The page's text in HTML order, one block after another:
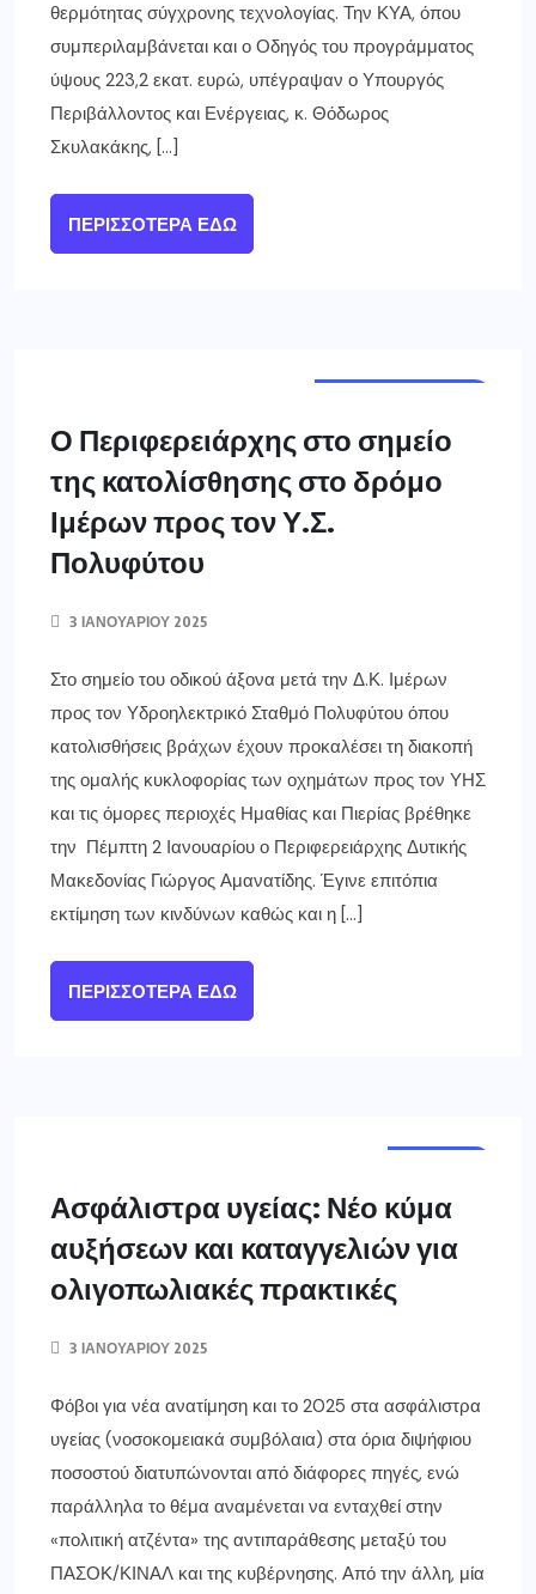
θερμότητας σύγχρονης τεχνολογίας. Την ΚΥΑ, όπου
συμπεριλαμβάνεται και ο Οδηγός του προγράμματος
ύψους 223,2 εκατ. ευρώ, υπέγραψαν ο Υπουργός
Περιβάλλοντος και Ενέργειας, κ. Θόδωρος
Σκυλακάκης, […]
ΠΕΡΙΣΣΌΤΕΡΑ ΕΔΏ
Ο Περιφερειάρχης στο σημείο
της κατολίσθησης στο δρόμο
Ιμέρων προς τον Υ.Σ.
Πολυφύτου
3 ΙΑΝΟΥΑΡΊΟΥ 2025
Στο σημείο του οδικού άξονα μετά την Δ.Κ. Ιμέρων
προς τον Υδροηλεκτρικό Σταθμό Πολυφύτου όπου
κατολισθήσεις βράχων έχουν προκαλέσει τη διακοπή
της ομαλής κυκλοφορίας των οχημάτων προς τον ΥΗΣ
και τις όμορες περιοχές Ημαθίας και Πιερίας βρέθηκε
την Πέμπτη 2 Ιανουαρίου ο Περιφερειάρχης Δυτικής
Μακεδονίας Γιώργος Αμανατίδης. Έγινε επιτόπια
εκτίμηση των κινδύνων καθώς και η […]
ΠΕΡΙΣΣΌΤΕΡΑ ΕΔΏ
Ασφάλιστρα υγείας: Νέο κύμα
αυξήσεων και καταγγελιών για
ολιγοπωλιακές πρακτικές
3 ΙΑΝΟΥΑΡΊΟΥ 2025
Φόβοι για νέα ανατίμηση και το 2025 στα ασφάλιστρα
υγείας (νοσοκομειακά συμβόλαια) στα όρια διψήφιου
ποσοστού διατυπώνονται από διάφορες πηγές, ενώ
παράλληλα το θέμα αναμένεται να ενταχθεί στην
«πολιτική ατζέντα» της αντιπαράθεσης μεταξύ του
ΠΑΣΟΚ/ΚΙΝΑΛ και της κυβέρνησης. Από την άλλη, μία